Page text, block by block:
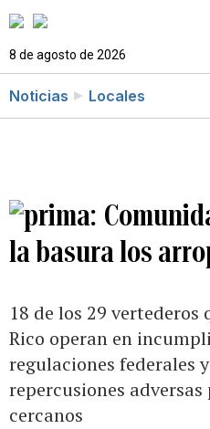
8 de agosto de 2026
Noticias Locales
la basura los
18 de los 29 vertederos
Rico operan en
regulaciones federales
repercusiones
cercanos